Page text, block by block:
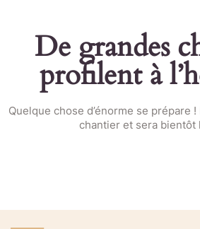
De grandes
profilent à
Quelque chose d’énorme se prépare
chantier et sera bientôt